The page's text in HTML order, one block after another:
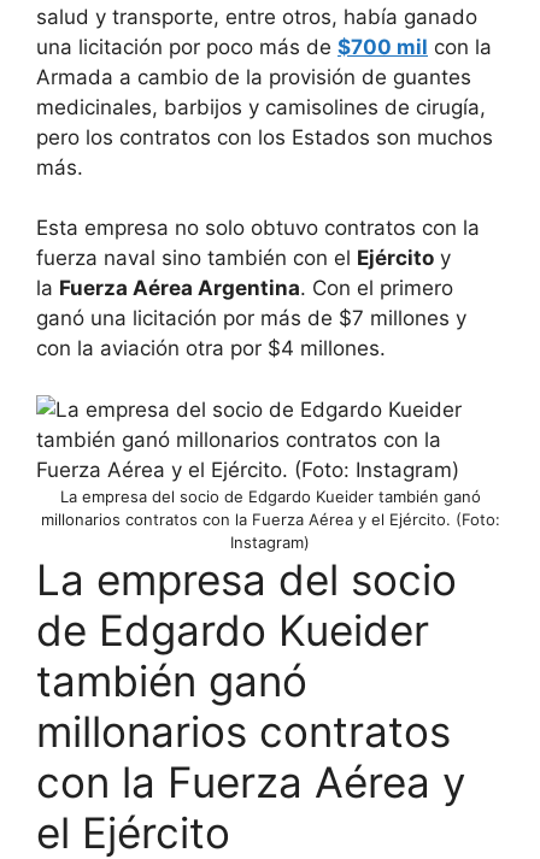
salud y transporte, entre otros, había ganado
una licitación por poco más de $700 mil con la
Armada a cambio de la provisión de guantes
medicinales, barbijos y camisolines de cirugía,
pero los contratos con los Estados son muchos
más.
Esta empresa no solo obtuvo contratos con la
fuerza naval sino también con el Ejército y
la Fuerza Aérea Argentina. Con el primero
ganó una licitación por más de $7 millones y
con la aviación otra por $4 millones.
La empresa del socio de Edgardo Kueider también ganó
millonarios contratos con la Fuerza Aérea y el Ejército. (Foto:
Instagram)
La empresa del socio
de Edgardo Kueider
también ganó
millonarios contratos
con la Fuerza Aérea y
el Ejército